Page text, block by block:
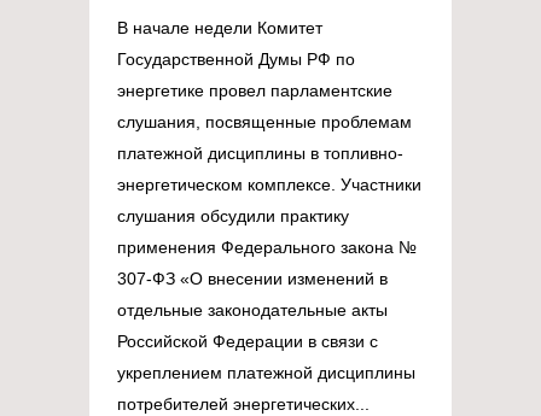
В начале недели Комитет
Государственной Думы РФ по
энергетике провел парламентские
слушания, посвященные проблемам
платежной дисциплины в топливно-
энергетическом комплексе. Участники
слушания обсудили практику
применения Федерального закона №
307-ФЗ «О внесении изменений в
отдельные законодательные акты
Российской Федерации в связи с
укреплением платежной дисциплины
потребителей энергетических...